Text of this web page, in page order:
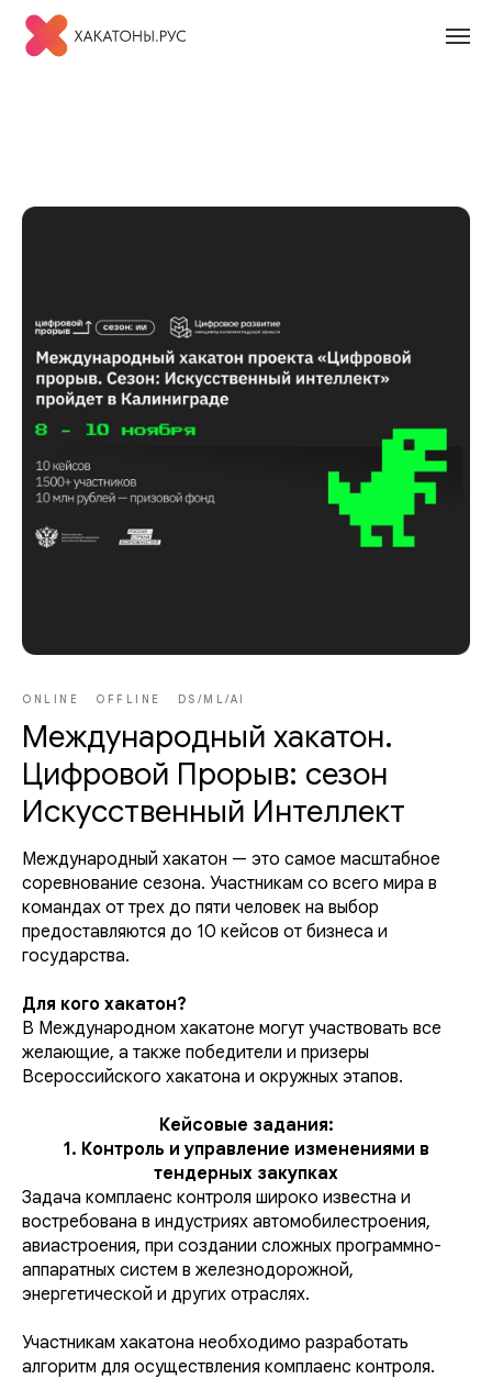
ONLINE OFFLINE DS/ML/AI
Международный хакатон.
Цифровой Прорыв: сезон
Искусственный Интеллект
Международный хакатон — это самое масштабное
соревнование сезона. Участникам со всего мира в
командах от трех до пяти человек на выбор
предоставляются до 10 кейсов от бизнеса и
государства.
Для кого хакатон?
В Международном хакатоне могут участвовать все
желающие, а также победители и призеры
Всероссийского хакатона и окружных этапов.
Кейсовые задания:
1. Контроль и управление изменениями в
тендерных закупках
Задача комплаенс контроля широко известна и
востребована в индустриях автомобилестроения,
авиастроения, при создании сложных программно-
аппаратных систем в железнодорожной,
энергетической и других отраслях.
Участникам хакатона необходимо разработать
алгоритм для осуществления комплаенс контроля.